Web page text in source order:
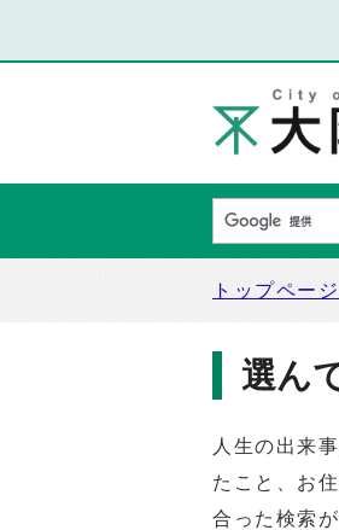
トップページ
選ん
人生の出来
たこと、お
合った検索